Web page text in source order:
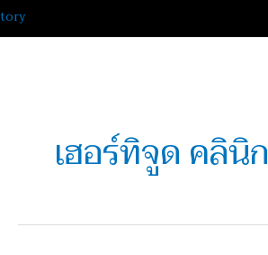
Skip
to
เฮอร์ทิจูด คลินิก